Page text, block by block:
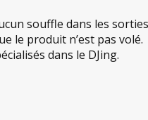
souffle dans les
le produit n’est pas volé.
dans le DJing.